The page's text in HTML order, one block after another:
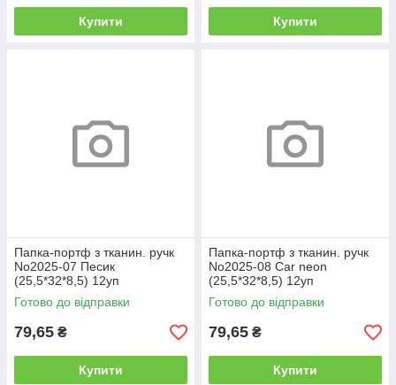
Купити Купити
Папка-портф з тканин. ручк
No2025-07 Песик
(25,5*32*8,5) 12уп
Готово до відправки
79,65 ₴
Купити
Папка-портф з тканин. ручк
No2025-08 Car neon
(25,5*32*8,5) 12уп
Готово до відправки
79,65 ₴
Купити